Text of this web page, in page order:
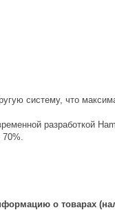
систему, что
разработкой
70%.
о товарах